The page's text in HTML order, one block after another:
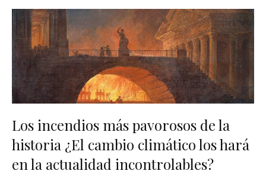
Los incendios más pavorosos de la
historia ¿El cambio climático los hará
en la actualidad incontrolables?